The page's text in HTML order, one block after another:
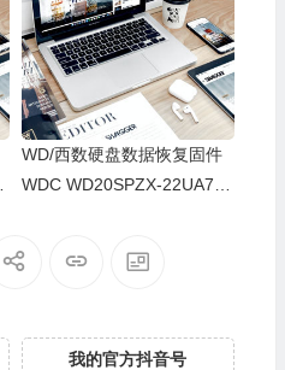
C76P1-0006004T-1860
WD/西数硬盘数据恢复固件
WDC WD20SPZX-22UA7T0
我的官方抖音号